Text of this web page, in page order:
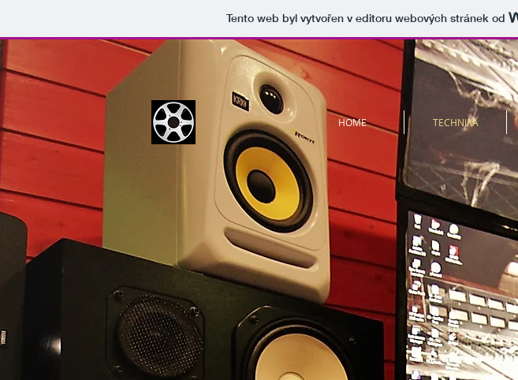
Tento web byl vytvořen v editoru webových stránek od
HOME TECHNIKA